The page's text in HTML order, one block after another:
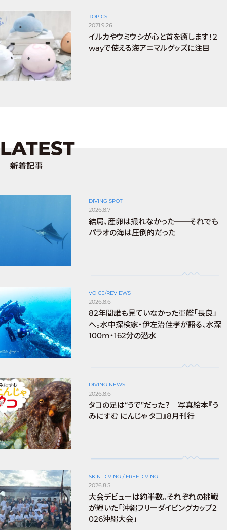
TOPICS
2021.9.26
イルカやウミウシが心と首を癒します！2
wayで使える海アニマルグッズに注目
LATEST
新着記事
DIVING SPOT
2026.8.7
結局、産卵は撮れなかった──それでも
パラオの海は圧倒的だった
VOICE/REVIEWS
2026.8.6
82年間誰も見ていなかった軍艦「長良」
へ。水中探検家・伊左治佳孝が語る、水深
100m・162分の潜水
DIVING NEWS
2026.8.6
タコの足は“うで”だった？ 写真絵本『う
みにすむ にんじゃ タコ』8月刊行
SKIN DIVING / FREEDIVING
2026.8.5
大会デビューは約半数。それぞれの挑戦
が輝いた「沖縄フリーダイビングカップ2
026沖縄大会」